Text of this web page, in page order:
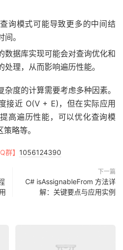
询模式可能导致更多的中间结
。
数据库实现可能会对查询优化和
理，从而影响遍历性能。
度的计算需要考虑多种因素。
接近 O(V + E)，但在实际应用
高遍历性能，可以优化查询模
略等。
群】 1056124390
下一篇
C# isAssignableFrom 方法详
解：关键要点与应用实例